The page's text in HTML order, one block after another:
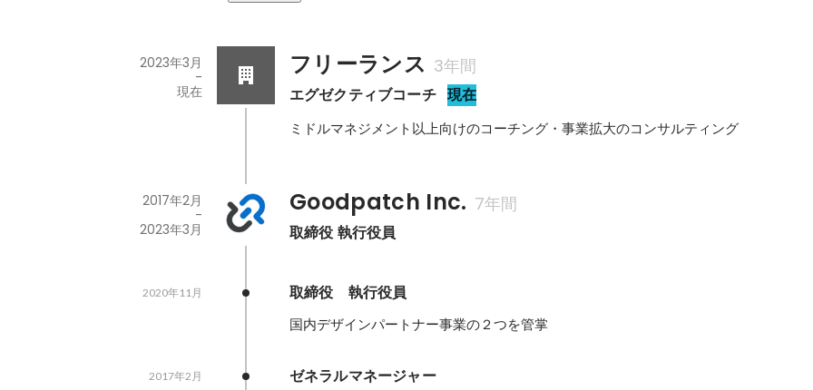
フリーランス 3年間
エグゼクティブコーチ 現在
2023年3月
-
現在
ミドルマネジメント以上向けのコーチング・事業拡大のコンサルティング
Goodpatch Inc. 7年間
取締役 執行役員
2017年2月
-
2023年3月
取締役　執行役員
2020年11月
国内デザインパートナー事業の２つを管掌
ゼネラルマネージャー
2017年2月